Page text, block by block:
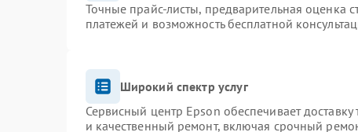
Точные прайс-листы, предварительная оценка
платежей и возможность бесплатной
Широкий спектр услуг
Сервисный центр Epson обеспечивает
и качественный ремонт, включая срочный